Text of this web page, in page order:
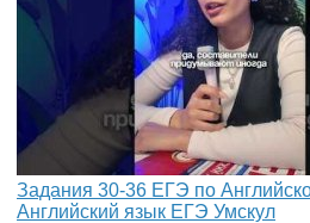
Задания 30-36 ЕГЭ по
Английский язык ЕГЭ Умскул